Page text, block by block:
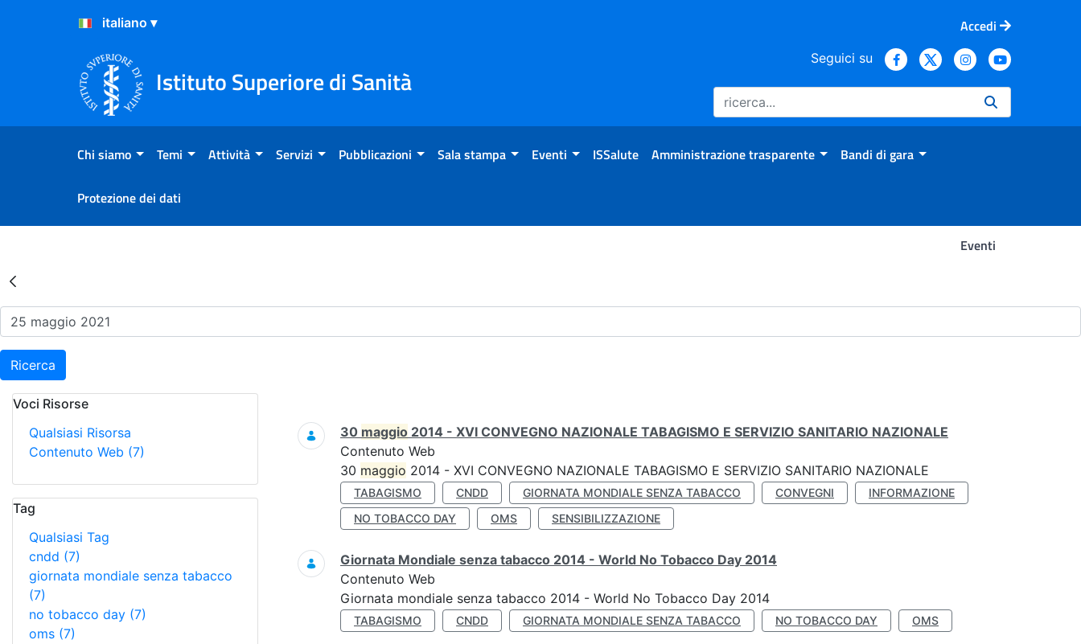
Salta al Contenuto
Salta al Footer
Accedi
Istituto Superiore di Sanità
Seguici su
Chi siamo Temi Attività Servizi Pubblicazioni Sala stampa Eventi ISSalute Amministrazione trasparente Bandi di gara
Protezione dei dati
Eventi
Risultati della Ricerca - Eventi
Ricerca
Voci Risorse
Qualsiasi Risorsa
Contenuto Web (7)
Tag
Qualsiasi Tag
cndd (7)
giornata mondiale senza tabacco
(7)
no tobacco day (7)
oms (7)
Ricerca
30 maggio 2014 - XVI CONVEGNO NAZIONALE TABAGISMO E SERVIZIO SANITARIO NAZIONALE
Contenuto Web
30 maggio 2014 - XVI CONVEGNO NAZIONALE TABAGISMO E SERVIZIO SANITARIO NAZIONALE
TABAGISMO CNDD GIORNATA MONDIALE SENZA TABACCO CONVEGNI
INFORMAZIONE
NO TOBACCO DAY
OMS SENSIBILIZZAZIONE
Giornata Mondiale senza tabacco 2014 - World No Tobacco Day 2014
Contenuto Web
Giornata mondiale senza tabacco 2014 - World No Tobacco Day 2014
TABAGISMO CNDD GIORNATA MONDIALE SENZA TABACCO NO TOBACCO DAY OMS